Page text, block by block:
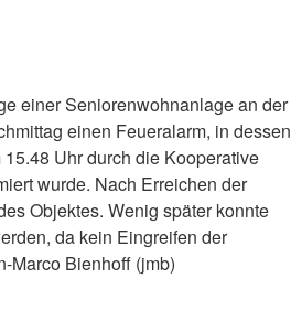
einer Seniorenwohnanlage an der
einen Feueralarm, in dessen
Uhr durch die Kooperative
wurde. Nach Erreichen der
Objektes. Wenig später konnte
da kein Eingreifen der
Marco Bienhoff (jmb)